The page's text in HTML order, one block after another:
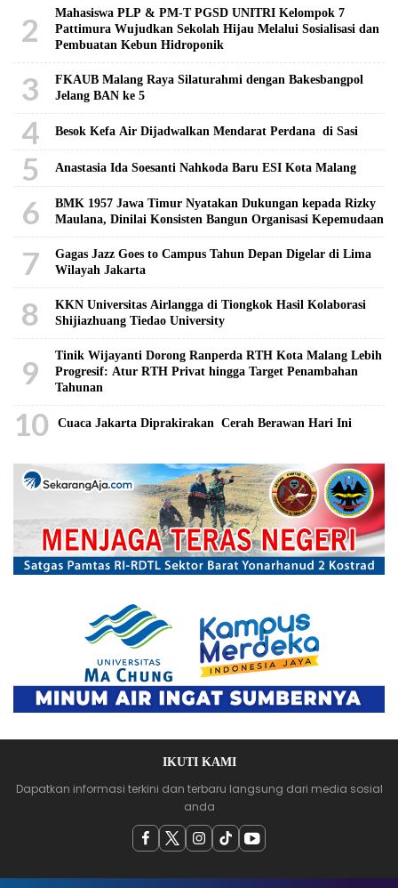
2
Mahasiswa PLP & PM-T PGSD UNITRI Kelompok 7
Pattimura Wujudkan Sekolah Hijau Melalui Sosialisasi dan
Pembuatan Kebun Hidroponik
3
FKAUB Malang Raya Silaturahmi dengan Bakesbangpol
Jelang BAN ke 5
4 Besok Kefa Air Dijadwalkan Mendarat Perdana di Sasi
5 Anastasia Ida Soesanti Nahkoda Baru ESI Kota Malang
6
BMK 1957 Jawa Timur Nyatakan Dukungan kepada Rizky
Maulana, Dinilai Konsisten Bangun Organisasi Kepemudaan
7
Gagas Jazz Goes to Campus Tahun Depan Digelar di Lima
Wilayah Jakarta
8
KKN Universitas Airlangga di Tiongkok Hasil Kolaborasi ​
Shijiazhuang Tiedao University
9
Tinik Wijayanti Dorong Ranperda RTH Kota Malang Lebih
Progresif: Atur RTH Privat hingga Target Penambahan
Tahunan
10 Cuaca Jakarta Diprakirakan Cerah Berawan Hari Ini
IKUTI KAMI
Dapatkan informasi terkini dan terbaru langsung dari media sosial
anda